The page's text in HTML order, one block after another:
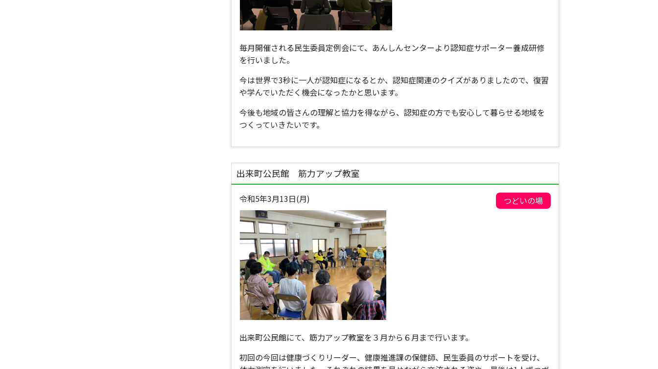
毎月開催される民生委員定例会にて、あんしんセンターより認知症サポーター養成研修
を行いました。
今は世界で3秒に一人が認知症になるとか、認知症関連のクイズがありましたので、復習
や学んでいただく機会になったかと思います。
今後も地域の皆さんの理解と協力を得ながら、認知症の方でも安心して暮らせる地域を
つくっていきたいです。
出来町公民館 筋力アップ教室
令和5年3月13日(月) つどいの場
出来町公民館にて、筋力アップ教室を３月から６月まで行います。
初回の今回は健康づくりリーダー、健康推進課の保健師、民生委員のサポートを受け、